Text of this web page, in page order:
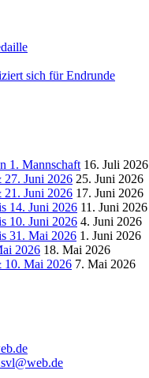
sich für Endrunde
1. Mannschaft 16. Juli 2026
27. Juni 2026 25. Juni 2026
21. Juni 2026 17. Juni 2026
14. Juni 2026 11. Juni 2026
10. Juni 2026 4. Juni 2026
31. Mai 2026 1. Juni 2026
2026 18. Mai 2026
10. Mai 2026 7. Mai 2026